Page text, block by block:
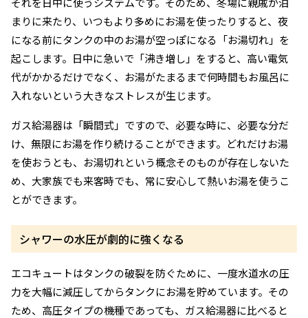
まりに来たり、いつもより多めにお湯を使ったりすると、夜
になる前にタンクの中のお湯が空っぽになる「お湯切れ」を
起こします。日中に急いで「沸き増し」をすると、高い電気
代がかかるだけでなく、お湯がたまるまで何時間もお風呂に
入れないという大きなストレスが生じます。
ガス給湯器は「瞬間式」ですので、必要な時に、必要な分だ
け、無限にお湯を作り続けることができます。どれだけお湯
を使おうとも、お湯切れという概念そのものが存在しないた
め、大家族でも来客時でも、常に安心して熱いお湯を使うこ
とができます。
シャワーの水圧が劇的に強くなる
エコキュートはタンクの破裂を防ぐために、一度水道水の圧
力を大幅に減圧してからタンクにお湯を貯めています。その
ため、高圧タイプの機種であっても、ガス給湯器に比べると